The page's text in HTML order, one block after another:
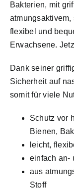
Bakterien, mit
atmungsaktivem,
flexibel und
Erwachsene.
Dank seiner
Sicherheit auf
somit für viele
Schutz vor
Bienen,
leicht,
einfach an-
aus
Stoff